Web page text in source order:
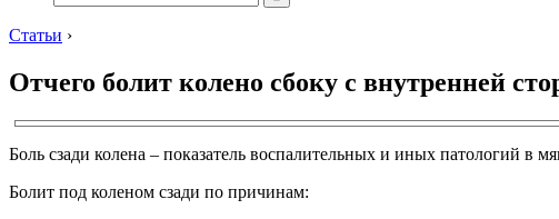
Статьи ›
Отчего болит колено сбоку с внутренней
Боль сзади колена – показатель воспалительных и иных патологий в
Болит под коленом сзади по причинам: